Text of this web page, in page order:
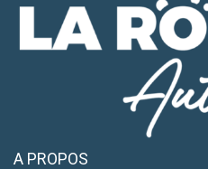
A PROPOS